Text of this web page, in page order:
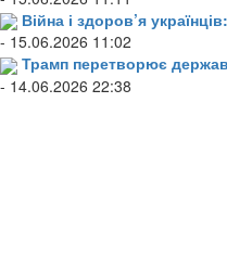
Війна і здоров’я
- 15.06.2026 11:02
Трамп перетворює
- 14.06.2026 22:38